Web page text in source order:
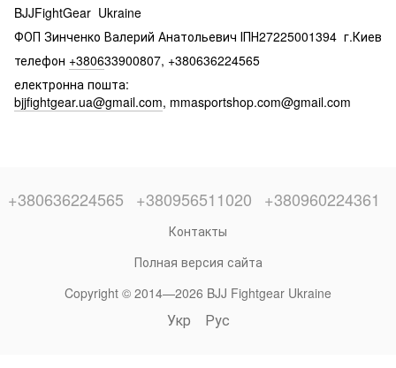
BJJFightGear Ukraine
ФОП Зинченко Валерий Анатольевич ІПН27225001394 г.Киев
телефон +380633900807, +380636224565
електронна пошта:
bjjfightgear.ua@gmail.com, mmasportshop.com@gmail.com
+380636224565 +380956511020 +380960224361
Контакты
Полная версия сайта
Copyright © 2014—2026 BJJ Fightgear Ukraine
Укр Рус